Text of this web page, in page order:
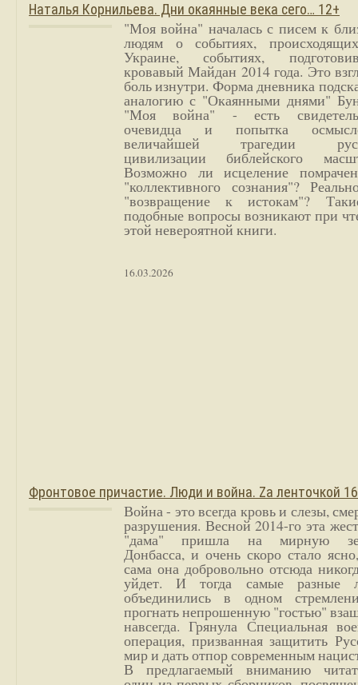
Наталья Корнильева. Дни окаянные века сего… 12+
"Моя война" началась с писем к
людям о событиях,
Украине, событиях,
кровавый Майдан 2014 года. Это
боль изнутри. Форма дневника
аналогию с "Окаянными днями"
"Моя война" - есть
очевидца и попытка
величайшей трагедии
цивилизации библейского
Возможно ли исцеление
"коллективного сознания"?
"возвращение к истокам"?
подобные вопросы возникают при
этой невероятной книги.
16.03.2026
Фронтовое причастие. Люди и война. Zа ленточкой
Война - это всегда кровь и слезы,
разрушения. Весной 2014-го эта
"дама" пришла на мирную
Донбасса, и очень скоро стало
сама она добровольно отсюда
уйдет. И тогда самые разные
объединились в одном
прогнать непрошенную "гостью"
навсегда. Грянула Специальная
операция, призванная защитить
мир и дать отпор современным
В предлагаемый вниманию